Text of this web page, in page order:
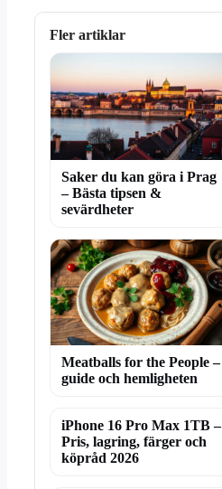
Fler artiklar
Saker du kan göra i Prag
– Bästa tipsen &
sevärdheter
Meatballs for the People –
guide och hemligheten
iPhone 16 Pro Max 1TB –
Pris, lagring, färger och
köpråd 2026